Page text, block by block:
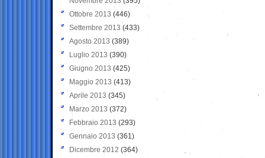
Ottobre 2013 (446)
Settembre 2013 (433)
Agosto 2013 (389)
Luglio 2013 (390)
Giugno 2013 (425)
Maggio 2013 (413)
Aprile 2013 (345)
Marzo 2013 (372)
Febbraio 2013 (293)
Gennaio 2013 (361)
Dicembre 2012 (364)